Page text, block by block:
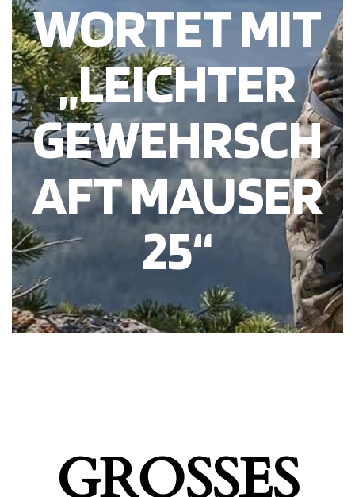
WORTET MIT
„LEICHTER
GEWEHRSCH
AFT MAUSER
25“
GROSSES K